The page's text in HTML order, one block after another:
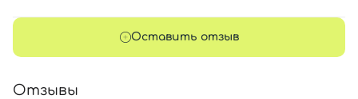
Оставить отзыв
Отзывы